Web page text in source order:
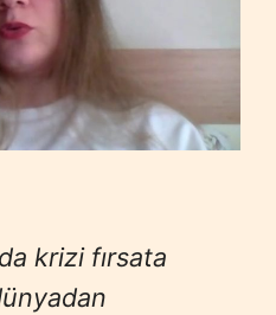
krizi fırsata